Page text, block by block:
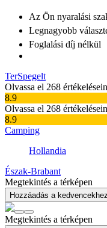
Az Ön nyaralási
Legnagyobb
Foglalási díj nélkül
TerSpegelt
Olvassa el 268
8.9
Olvassa el 268
8.9
Camping
Hollandia
Észak-Brabant
Megtekintés a térképen
Hozzáadás a kedvencekhez
Megtekintés a térképen